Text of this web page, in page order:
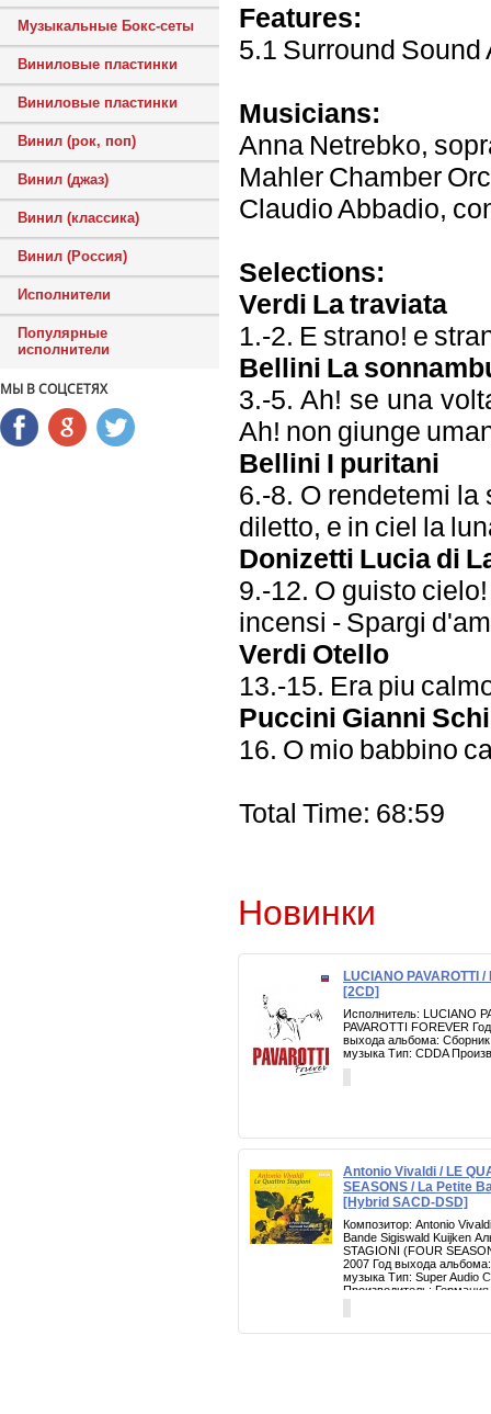
Музыкальные Бокс-сеты
Виниловые пластинки
Виниловые пластинки
Винил (рок, поп)
Винил (джаз)
Винил (классика)
Винил (Россия)
Исполнители
Популярные
исполнители
МЫ В СОЦСЕТЯХ
Features:
5.1 Surround
Musicians:
Anna Netrebko,
Mahler Chamber
Claudio Abbadio,
Selections:
Verdi La traviata
1.-2. E strano! e
Bellini La
3.-5. Ah! se una
Ah! non giunge
Bellini I puritani
6.-8. O rendetemi la
diletto, e in ciel la
Donizetti Lucia di
9.-12. O guisto
incensi - Spargi
Verdi Otello
13.-15. Era piu
Puccini Gianni
16. O mio babbino
Total Time: 68:59
Новинки
LUCIANO PAVAROTTI
[2CD]
Исполнитель: LUCIANO
PAVAROTTI FOREVER
выхода альбома:
музыка Тип: CDDA
Antonio Vivaldi / LE
SEASONS / La Petite
[Hybrid SACD-DSD]
Композитор: Antonio
Bande Sigiswald Kuijken
STAGIONI (FOUR
2007 Год выхода
музыка Тип: Super Audio
Производитель: